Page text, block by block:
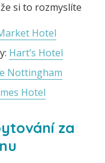
si to rozmyslíte
Hotel
Hart’s Hotel
Nottingham
Hotel
za